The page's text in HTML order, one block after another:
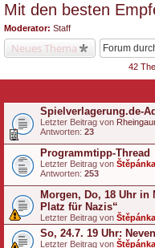
Mit den besten
Moderator: Staff
Neues Thema
42
Spielverlagerung.de-
Letzter Beitrag von
Antworten: 23
Programmtipp-Thread
Letzter Beitrag von Štěpánka
Antworten: 253
Morgen, Do, 18 Uhr in
Platz für Nazis“
Letzter Beitrag von Štěpánka
So, 24.7. 19 Uhr:
Letzter Beitrag von Štěpánka